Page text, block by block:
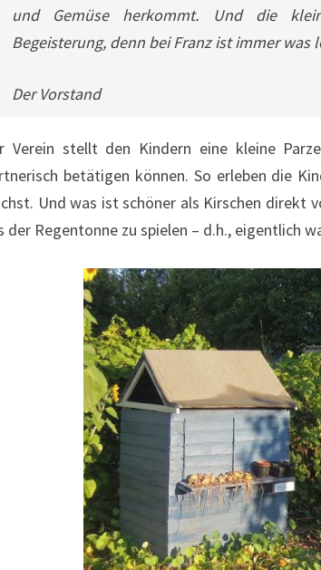
und Gemüse herkommt. Und die
Begeisterung, denn bei Franz ist immer was
Der Vorstand
Verein stellt den Kindern eine kleine
betätigen können. So erleben die
Und was ist schöner als Kirschen direkt
der Regentonne zu spielen – d.h., eigentlich